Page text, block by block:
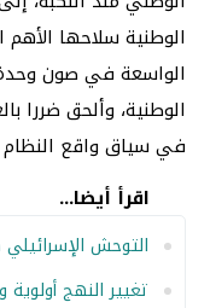
الوطنية سلاحها
الواسعة في صون
الوطنية، وألحق ضررا
في سياق واقع
اقرأ أيضا...
التوحش
تغيير النهج أولوية